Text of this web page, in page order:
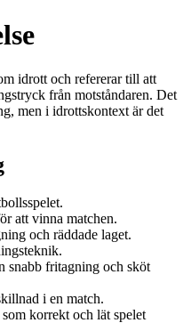
idrott och refererar till att
från motståndaren. Det
men i idrottskontext är det
att vinna matchen.
och räddade laget.
snabb fritagning och sköt
i en match.
korrekt och lät spelet